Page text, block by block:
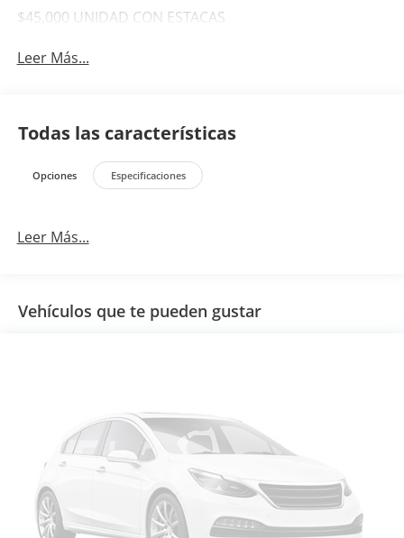
$45,000 UNIDAD CON ESTACAS
Leer Más...
Todas las características
Opciones Especificaciones
Leer Más...
Vehículos que te pueden gustar